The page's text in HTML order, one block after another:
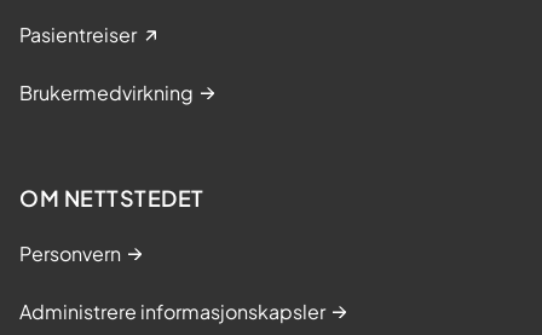
Pasientreiser
Brukermedvirkning
OM NETTSTEDET
Personvern
Administrere informasjonskapsler